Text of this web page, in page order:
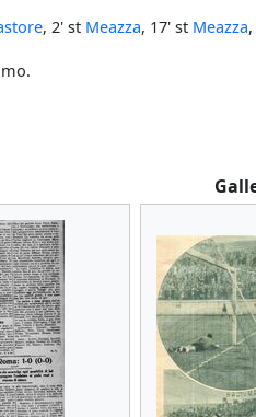
, 2' st Meazza, 17' st Meazza